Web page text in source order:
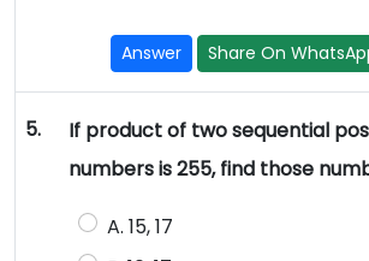
Answer Share On
5.
If product of two sequential
numbers is 255, find those
A. 15, 17